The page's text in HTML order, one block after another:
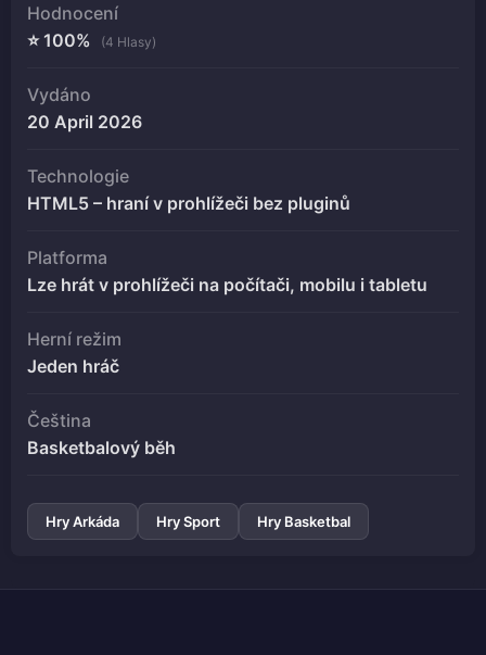
Hodnocení
⭐ 100%
(4 Hlasy)
Vydáno
20 April 2026
Technologie
HTML5 – hraní v prohlížeči bez pluginů
Platforma
Lze hrát v prohlížeči na počítači, mobilu i tabletu
Herní režim
Jeden hráč
Čeština
Basketbalový běh
Hry Arkáda Hry Sport Hry Basketbal